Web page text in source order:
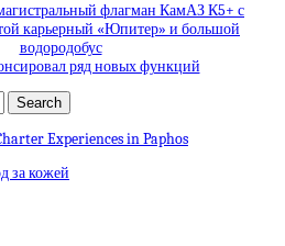
флагман КамАЗ К5+ с
карьерный «Юпитер» и большой
водородобус
ряд новых функций
Experiences in Paphos
за кожей